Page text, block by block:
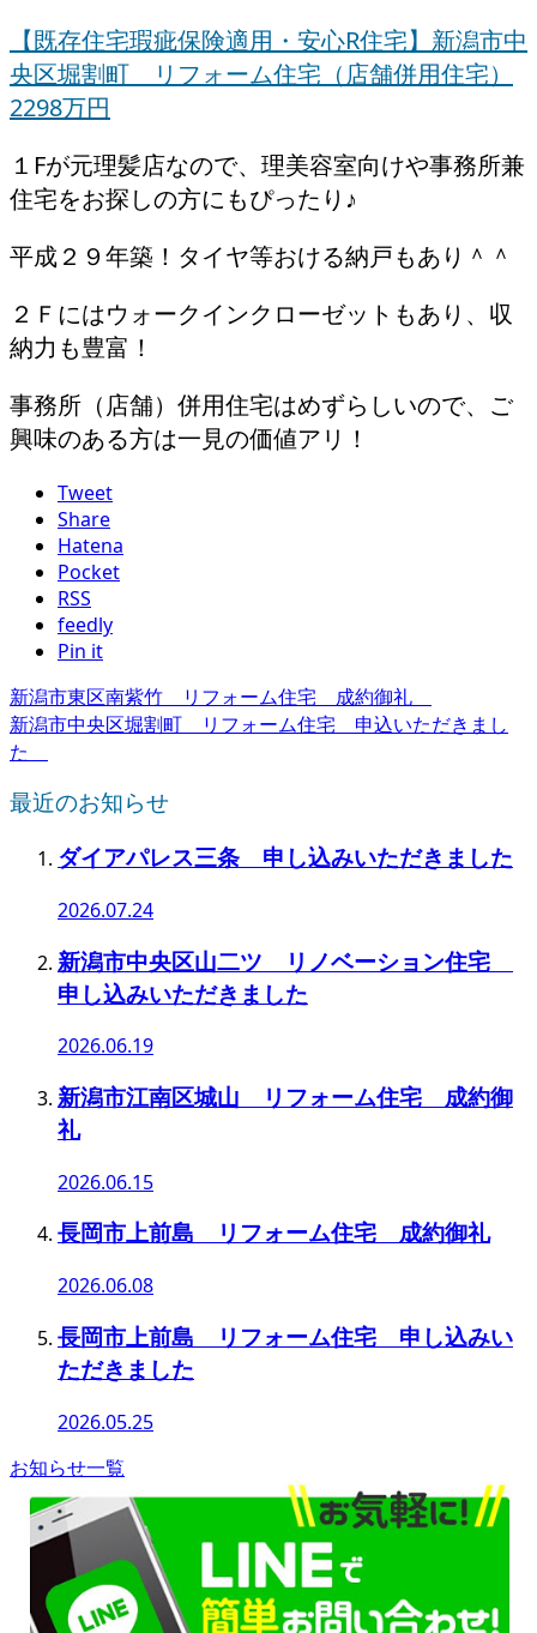
【既存住宅瑕疵保険適用・安心R住宅】新潟市中
央区堀割町 リフォーム住宅（店舗併用住宅）
2298万円
１Fが元理髪店なので、理美容室向けや事務所兼
住宅をお探しの方にもぴったり♪
平成２９年築！タイヤ等おける納戸もあり＾＾
２Ｆにはウォークインクローゼットもあり、収
納力も豊富！
事務所（店舗）併用住宅はめずらしいので、ご
興味のある方は一見の価値アリ！
Tweet
Share
Hatena
Pocket
RSS
feedly
Pin it
新潟市東区南紫竹 リフォーム住宅 成約御礼
新潟市中央区堀割町 リフォーム住宅 申込いただきまし
た
最近のお知らせ
ダイアパレス三条 申し込みいただきました
2026.07.24
新潟市中央区山二ツ リノベーション住宅
申し込みいただきました
2026.06.19
新潟市江南区城山 リフォーム住宅 成約御
礼
2026.06.15
長岡市上前島 リフォーム住宅 成約御礼
2026.06.08
長岡市上前島 リフォーム住宅 申し込みい
ただきました
2026.05.25
お知らせ一覧